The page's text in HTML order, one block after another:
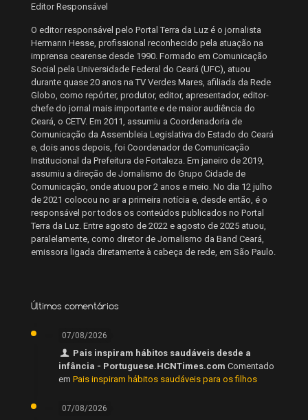
Editor Responsável
O editor responsável pelo Portal Terra da Luz é o jornalista
Hermann Hesse, profissional reconhecido pela atuação na
imprensa cearense desde 1990. Formado em Comunicação
Social pela Universidade Federal do Ceará (UFC), atuou
durante quase 20 anos na TV Verdes Mares, afiliada da Rede
Globo, como repórter, produtor, editor, apresentador, editor-
chefe do jornal mais importante e de maior audiência do
Ceará, o CETV. Em 2011, assumiu a Coordenadoria de
Comunicação da Assembleia Legislativa do Estado do Ceará
e, dois anos depois, foi Coordenador de Comunicação
Institucional da Prefeitura de Fortaleza. Em janeiro de 2019,
assumiu a direção de Jornalismo do Grupo Cidade de
Comunicação, onde atuou por 2 anos e meio. No dia 12 julho
de 2021 colocou no ar a primeira notícia e, desde então, é o
responsável por todos os conteúdos publicados no Portal
Terra da Luz. Entre agosto de 2022 e agosto de 2025 atuou,
paralelamente, como diretor de Jornalismo da Band Ceará,
emissora ligada diretamente à cabeça de rede, em São Paulo.
Últimos comentários
07/08/2026
Pais inspiram hábitos saudáveis desde a
infância - Portuguese.HCNTimes.com Comentado
em Pais inspiram hábitos saudáveis para os filhos
07/08/2026